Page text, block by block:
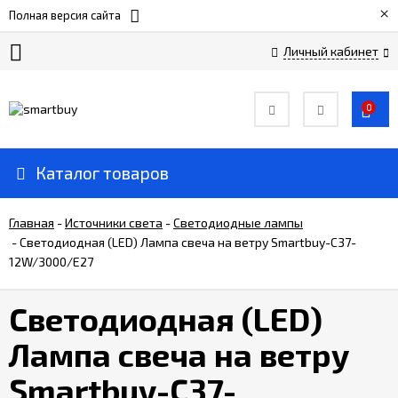
Полная версия сайта ×
Личный кабинет
Прайс-
Доставка
и
оплата
0
Каталог товаров
Главная -Источники света -Светодиодные лампы
-Светодиодная (LED) Лампа свеча на ветру Smartbuy-C37-
12W/3000/E27
Светодиодная (LED)
Лампа свеча на ветру
Smartbuy-C37-